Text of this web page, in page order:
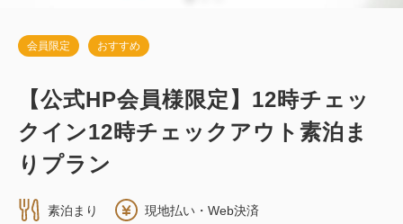
会員限定 おすすめ
【公式HP会員様限定】12時チェッ
クイン12時チェックアウト素泊ま
りプラン
素泊まり 現地払い・Web決済